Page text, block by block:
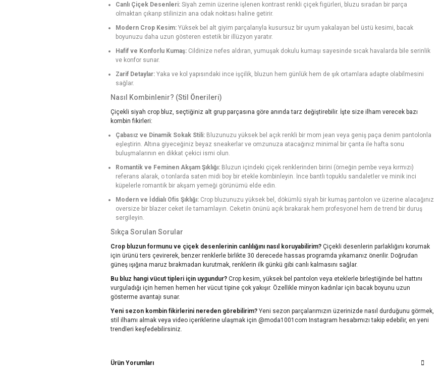
Canlı Çiçek Desenleri: Siyah zemin üzerine işlenen kontrast renkli çiçek figürleri, bluzu sıradan bir parça
olmaktan çıkarıp stilinizin ana odak noktası haline getirir.
Modern Crop Kesim: Yüksek bel alt giyim parçalarıyla kusursuz bir uyum yakalayan bel üstü kesimi, bacak
boyunuzu daha uzun gösteren estetik bir illüzyon yaratır.
Hafif ve Konforlu Kumaş: Cildinize nefes aldıran, yumuşak dokulu kumaşı sayesinde sıcak havalarda bile serinlik
ve konfor sunar.
Zarif Detaylar: Yaka ve kol yapısındaki ince işçilik, bluzun hem günlük hem de şık ortamlara adapte olabilmesini
sağlar.
Nasıl Kombinlenir? (Stil Önerileri)
Çiçekli siyah crop bluz, seçtiğiniz alt grup parçasına göre anında tarz değiştirebilir. İşte size ilham verecek bazı
kombin fikirleri:
Çabasız ve Dinamik Sokak Stili: Bluzunuzu yüksek bel açık renkli bir mom jean veya geniş paça denim pantolonla
eşleştirin. Altına giyeceğiniz beyaz sneakerlar ve omzunuza atacağınız minimal bir çanta ile hafta sonu
buluşmalarının en dikkat çekici ismi olun.
Romantik ve Feminen Akşam Şıklığı: Bluzun içindeki çiçek renklerinden birini (örneğin pembe veya kırmızı)
referans alarak, o tonlarda saten midi boy bir etekle kombinleyin. İnce bantlı topuklu sandaletler ve minik inci
küpelerle romantik bir akşam yemeği görünümü elde edin.
Modern ve İddialı Ofis Şıklığı: Crop bluzunuzu yüksek bel, dökümlü siyah bir kumaş pantolon ve üzerine alacağınız
oversize bir blazer ceket ile tamamlayın. Ceketin önünü açık bırakarak hem profesyonel hem de trend bir duruş
sergileyin.
Sıkça Sorulan Sorular
Crop bluzun formunu ve çiçek desenlerinin canlılığını nasıl koruyabilirim? Çiçekli desenlerin parlaklığını korumak
için ürünü ters çevirerek, benzer renklerle birlikte 30 derecede hassas programda yıkamanız önerilir. Doğrudan
güneş ışığına maruz bırakmadan kurutmak, renklerin ilk günkü gibi canlı kalmasını sağlar.
Bu bluz hangi vücut tipleri için uygundur? Crop kesim, yüksek bel pantolon veya eteklerle birleştiğinde bel hattını
vurguladığı için hemen hemen her vücut tipine çok yakışır. Özellikle minyon kadınlar için bacak boyunu uzun
gösterme avantajı sunar.
Yeni sezon kombin fikirlerini nereden görebilirim? Yeni sezon parçalarımızın üzerinizde nasıl durduğunu görmek,
stil ilhamı almak veya video içeriklerine ulaşmak için @moda1001com Instagram hesabımızı takip edebilir, en yeni
trendleri keşfedebilirsiniz.
Ürün Yorumları